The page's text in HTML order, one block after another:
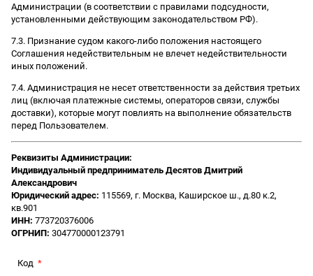
Администрации (в соответствии с правилами подсудности,
установленными действующим законодательством РФ).
7.3. Признание судом какого-либо положения настоящего
Соглашения недействительным не влечет недействительности
иных положений.
7.4. Администрация не несет ответственности за действия третьих
лиц (включая платежные системы, операторов связи, службы
доставки), которые могут повлиять на выполнение обязательств
перед Пользователем.
Реквизиты Администрации:
Индивидуальный предприниматель Десятов Дмитрий
Александрович
Юридический адрес: 115569, г. Москва, Каширское ш., д.80 к.2,
кв.901
ИНН: 773720376006
ОГРНИП: 304770000123791
Код